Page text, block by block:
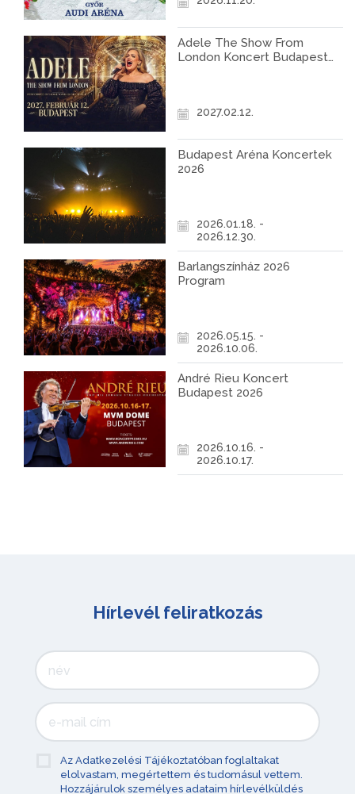
Adele The Show From
London Koncert Budapest
2027.02.12.
Budapest Aréna Koncertek
2026
2026.01.18. -
2026.12.30.
Barlangszínház 2026
Program
2026.05.15. -
2026.10.06.
André Rieu Koncert
Budapest 2026
2026.10.16. -
2026.10.17.
Hírlevél feliratkozás
Az Adatkezelési Tájékoztatóban foglaltakat
elolvastam, megértettem és tudomásul vettem.
Hozzájárulok személyes adataim hírlevélküldés